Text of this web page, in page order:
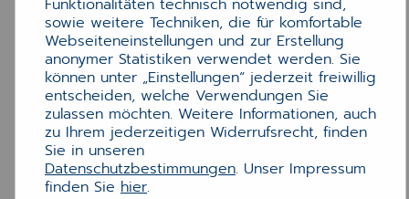
Funktionalitäten technisch notwendig sind,
sowie weitere Techniken, die für komfortable
Webseiteneinstellungen und zur Erstellung
anonymer Statistiken verwendet werden. Sie
können unter „Einstellungen“ jederzeit freiwillig
entscheiden, welche Verwendungen Sie
zulassen möchten. Weitere Informationen, auch
zu Ihrem jederzeitigen Widerrufsrecht, finden
Sie in unseren
Datenschutzbestimmungen. Unser Impressum
finden Sie hier.